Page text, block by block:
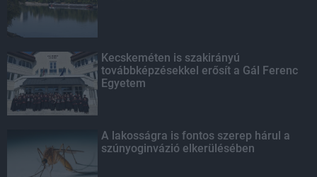
Kecskeméten is szakirányú
továbbképzésekkel erősít a Gál Ferenc
Egyetem
A lakosságra is fontos szerep hárul a
szúnyoginvázió elkerülésében